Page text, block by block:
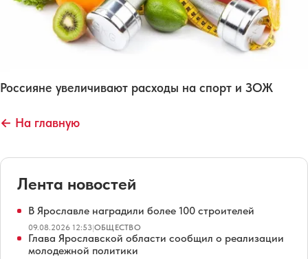
Россияне увеличивают расходы на спорт и ЗОЖ
← На главную
Лента новостей
В Ярославле наградили более 100 строителей
09.08.2026 12:53|ОБЩЕСТВО
Глава Ярославской области сообщил о реализации
молодежной политики